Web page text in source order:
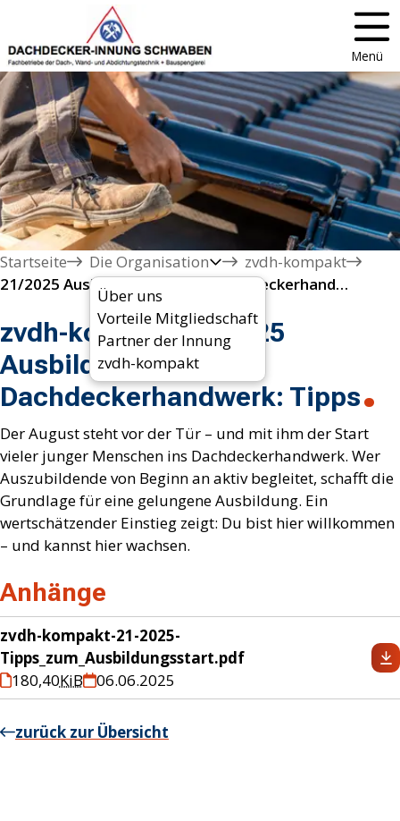
Menü
Startseite
Die Organisation
Über uns
Vorteile Mitgliedschaft
Partner der Innung
zvdh-kompakt
zvdh-kompakt
21/2025 Ausbildungsstart im Dachdeckerhandwerk: Tipps
zvdh-kompakt 21/2025
Ausbildungsstart im
Dachdeckerhandwerk: Tipps
Der August steht vor der Tür – und mit ihm der Start
vieler junger Menschen ins Dachdeckerhandwerk. Wer
Auszubildende von Beginn an aktiv begleitet, schafft die
Grundlage für eine gelungene Ausbildung. Ein
wertschätzender Einstieg zeigt: Du bist hier willkommen
– und kannst hier wachsen.
Anhänge
zvdh-kompakt-21-2025-
Tipps_zum_Ausbildungsstart.pdf
180,40KiB 06.06.2025
zurück zur Übersicht